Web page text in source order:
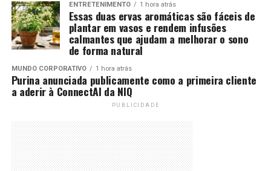
ENTRETENIMENTO 1 hora atrás
Essas duas ervas aromáticas são fáceis de
plantar em vasos e rendem infusões
calmantes que ajudam a melhorar o sono
de forma natural
MUNDO CORPORATIVO 1 hora atrás
Purina anunciada publicamente como a primeira cliente
a aderir à ConnectAI da NIQ
PUBLICIDADE